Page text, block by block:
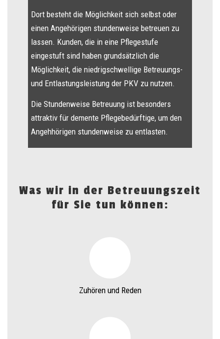
Dort besteht die Möglichkeit sich selbst oder
einen Angehörigen stundenweise betreuen zu
lassen. Kunden, die in eine Pflegestufe
eingestuft sind haben grundsätzlich die
Möglichkeit, die niedrigschwellige Betreuungs-
und Entlastungsleistung der PKV zu nutzen.
Die Stundenweise Betreuung ist besonders
attraktiv für demente Pflegebedürftige, um den
Angehhörigen stundenweise zu entlasten.
Was wir in der Betreuungszeit
für Sie tun können:
Zuhören und Reden